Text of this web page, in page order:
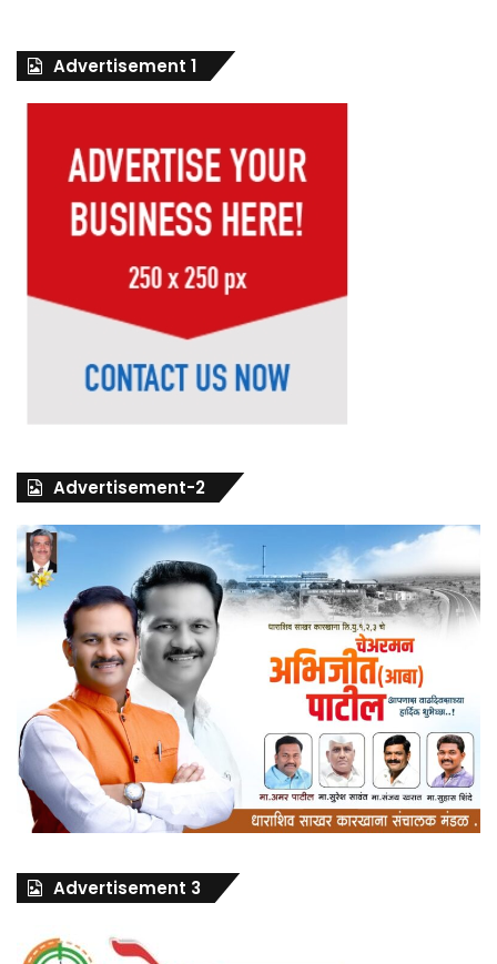
Advertisement 1
Advertisement-2
Advertisement 3